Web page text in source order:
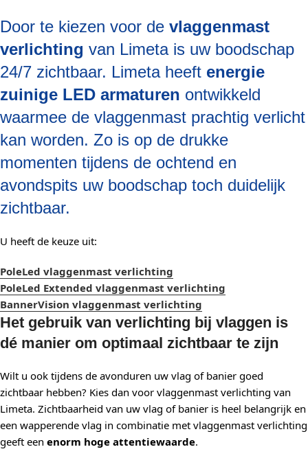
Door te kiezen voor de vlaggenmast
verlichting van Limeta is uw boodschap
24/7 zichtbaar. Limeta heeft energie
zuinige LED armaturen ontwikkeld
waarmee de vlaggenmast prachtig verlicht
kan worden. Zo is op de drukke
momenten tijdens de ochtend en
avondspits uw boodschap toch duidelijk
zichtbaar.
U heeft de keuze uit:
PoleLed vlaggenmast verlichting
PoleLed Extended vlaggenmast verlichting
BannerVision vlaggenmast verlichting
Het gebruik van verlichting bij vlaggen is
dé manier om optimaal zichtbaar te zijn
Wilt u ook tijdens de avonduren uw vlag of banier goed
zichtbaar hebben? Kies dan voor vlaggenmast verlichting van
Limeta. Zichtbaarheid van uw vlag of banier is heel belangrijk en
een wapperende vlag in combinatie met vlaggenmast verlichting
geeft een enorm hoge attentiewaarde.